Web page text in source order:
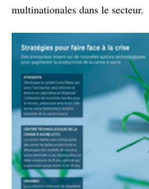
multinationales dans le secteur.